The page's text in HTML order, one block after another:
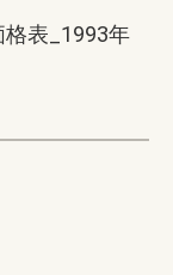
表_1993年